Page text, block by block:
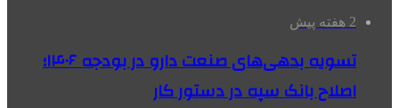
2 هفته پیش
تسویه بدهی‌های صنعت دارو در بودجه ۱۴۰۶؛
اصلاح بانک سپه در دستور کار